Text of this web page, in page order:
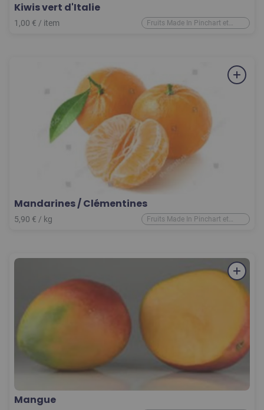
Kiwis vert d'Italie
1,00 € / item
Fruits Made In Pinchart et
d'ailleurs
Mandarines / Clémentines
5,90 € / kg
Fruits Made In Pinchart et
d'ailleurs
Mangue